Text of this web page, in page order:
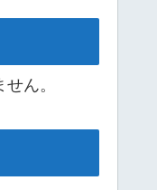
ん。